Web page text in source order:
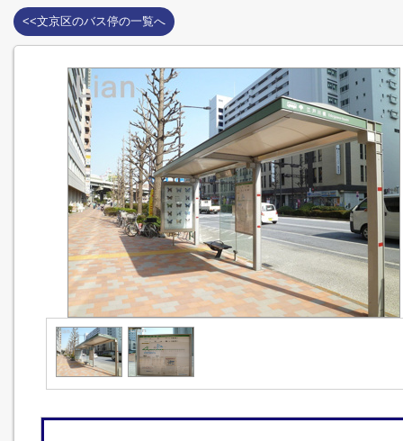
<<文京区のバス停の一覧へ